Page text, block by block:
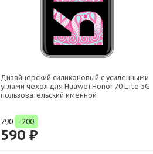
Дизайнерский силиконовый с усиленными
углами чехол для Huawei Honor 70 Lite 5G
пользовательский именной
790 -200
590 ₽